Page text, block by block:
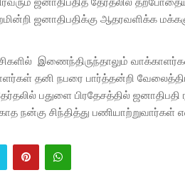
ஜனாதிபதிக்கு ஆதரவளிக்க
இணைந்திருந்தாலும்
தனி நபரை பார்த்தன்றி
பதுளை பிரதேசத்தில்
நன்கு சிந்தித்து